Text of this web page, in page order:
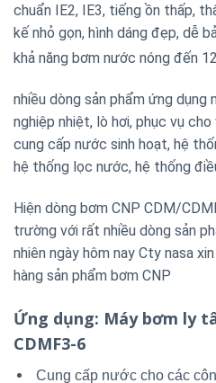
chuẩn IE2, IE3, tiếng ồn thấp,
kế nhỏ gọn, hình dáng đẹp, dễ
khả năng bơm nước nóng đến
nhiều dòng sản phẩm ứng dụng
nghiệp nhiệt, lò hơi, phục vụ
cung cấp nước sinh hoạt, hệ
hệ thống lọc nước, hệ thống
Hiện dòng bơm CNP CDM/
trường với rất nhiều dòng sản
nhiên ngày hôm nay Cty nasa
hàng sản phẩm bơm CNP
Ứng dụng: Máy bơm ly
CDMF3-6
Cung cấp nước cho các